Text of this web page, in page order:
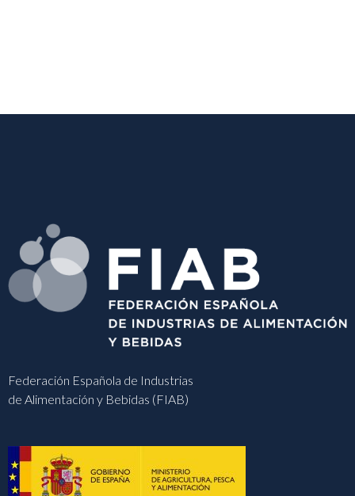
Federación Española de Industrias
de Alimentación y Bebidas (FIAB)